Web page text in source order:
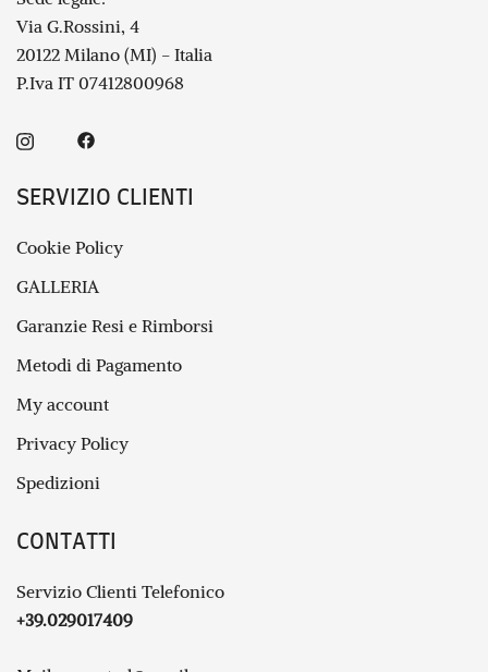
Via G.Rossini, 4
20122 Milano (MI) - Italia
P.Iva IT 07412800968
SERVIZIO CLIENTI
Cookie Policy
GALLERIA
Garanzie Resi e Rimborsi
Metodi di Pagamento
My account
Privacy Policy
Spedizioni
CONTATTI
Servizio Clienti Telefonico
+39.029017409